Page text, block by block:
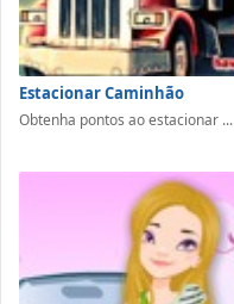
Estacionar Caminhão
Obtenha pontos ao estacionar ...